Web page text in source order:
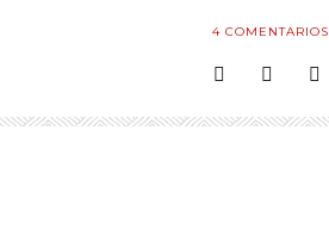
4COMENTARIOS